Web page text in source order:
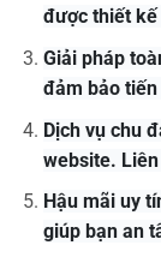
được thiết kế
Giải pháp
đảm bảo
Dịch vụ chu
website.
Hậu mãi uy
giúp bạn an